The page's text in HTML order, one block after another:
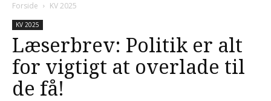
Forside KV 2025
KV 2025
Læserbrev: Politik er alt
for vigtigt at overlade til
de få!